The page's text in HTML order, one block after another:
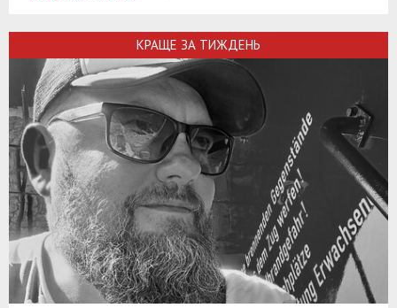
КРАЩЕ ЗА ТИЖДЕНЬ